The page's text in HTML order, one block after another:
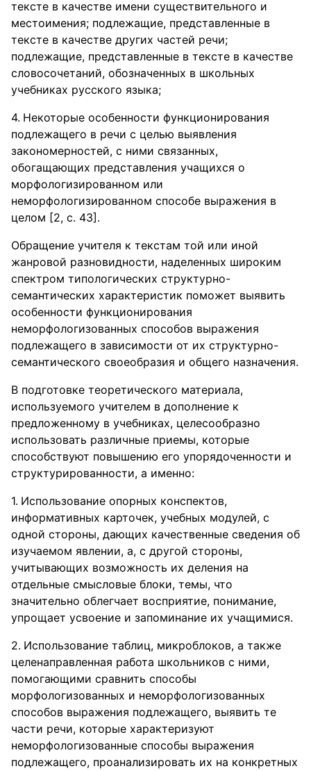
тексте в качестве имени существительного и
местоимения; подлежащие, представленные в
тексте в качестве других частей речи;
подлежащие, представленные в тексте в качестве
словосочетаний, обозначенных в школьных
учебниках русского языка;
Некоторые особенности функционирования
подлежащего в речи с целью выявления
закономерностей, с ними связанных,
обогащающих представления учащихся о
морфологизированном или
неморфологизированном способе выражения в
целом [2, с. 43].
Обращение учителя к текстам той или иной
жанровой разновидности, наделенных широким
спектром типологических структурно-
семантических характеристик поможет выявить
особенности функционирования
неморфологизованных способов выражения
подлежащего в зависимости от их структурно-
семантического своеобразия и общего назначения.
В подготовке теоретического материала,
используемого учителем в дополнение к
предложенному в учебниках, целесообразно
использовать различные приемы, которые
способствуют повышению его упорядоченности и
структурированности, а именно:
Использование опорных конспектов,
информативных карточек, учебных модулей, с
одной стороны, дающих качественные сведения об
изучаемом явлении, а, с другой стороны,
учитывающих возможность их деления на
отдельные смысловые блоки, темы, что
значительно облегчает восприятие, понимание,
упрощает усвоение и запоминание их учащимися.
Использование таблиц, микроблоков, а также
целенаправленная работа школьников с ними,
помогающими сравнить способы
морфологизованных и неморфологизованных
способов выражения подлежащего, выявить те
части речи, которые характеризуют
неморфологизованные способы выражения
подлежащего, проанализировать их на конкретных